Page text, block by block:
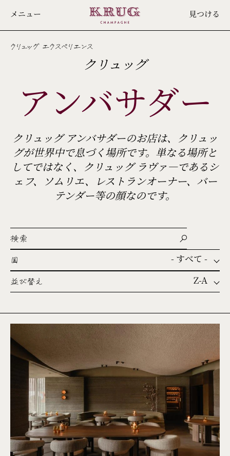
メニュー 見つける
クリュッグ エクスペリエンスクリュッグ
アンバサダー
クリュッグ アンバサダーのお店は、クリュッ
グが世界中で息づく場所です。単なる場所と
してではなく、クリュッグ ラヴァ―であるシ
ェフ、ソムリエ、レストランオーナー、バー
テンダー等の顔なのです。
検索
国 - すべて -
並び替え Z-A